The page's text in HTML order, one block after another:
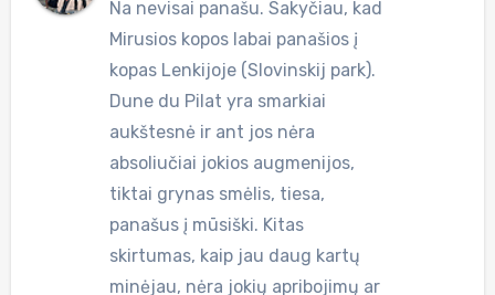
Na nevisai panašu. Sakyčiau, kad
Mirusios kopos labai panašios į
kopas Lenkijoje (Slovinskij park).
Dune du Pilat yra smarkiai
aukštesnė ir ant jos nėra
absoliučiai jokios augmenijos,
tiktai grynas smėlis, tiesa,
panašus į mūsiški. Kitas
skirtumas, kaip jau daug kartų
minėjau, nėra jokių apribojimų ar